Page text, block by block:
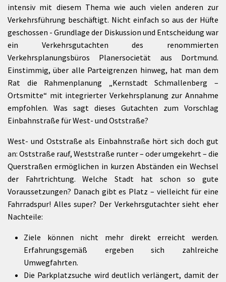
intensiv mit diesem Thema wie auch vielen anderen zur
Verkehrsführung beschäftigt. Nicht einfach so aus der Hüfte
geschossen - Grundlage der Diskussion und Entscheidung war
ein Verkehrsgutachten des renommierten
Verkehrsplanungsbüros Planersocietät aus Dortmund.
Einstimmig, über alle Parteigrenzen hinweg, hat man dem
Rat die Rahmenplanung „Kernstadt Schmallenberg –
Ortsmitte“ mit integrierter Verkehrsplanung zur Annahme
empfohlen. Was sagt dieses Gutachten zum Vorschlag
Einbahnstraße für West- und Oststraße?
West- und Oststraße als Einbahnstraße hört sich doch gut
an: Oststraße rauf, Weststraße runter – oder umgekehrt – die
Querstraßen ermöglichen in kurzen Abständen ein Wechsel
der Fahrtrichtung. Welche Stadt hat schon so gute
Voraussetzungen? Danach gibt es Platz – vielleicht für eine
Fahrradspur! Alles super? Der Verkehrsgutachter sieht eher
Nachteile:
Ziele können nicht mehr direkt erreicht werden.
Erfahrungsgemäß ergeben sich zahlreiche
Umwegfahrten.
Die Parkplatzsuche wird deutlich verlängert, damit der